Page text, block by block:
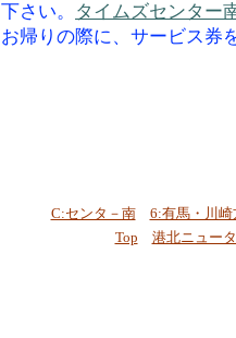
下さい。
タイムズセンター
お帰りの際に、サービス券
C:センタ－南
6:有馬・川崎
Top
港北ニュー